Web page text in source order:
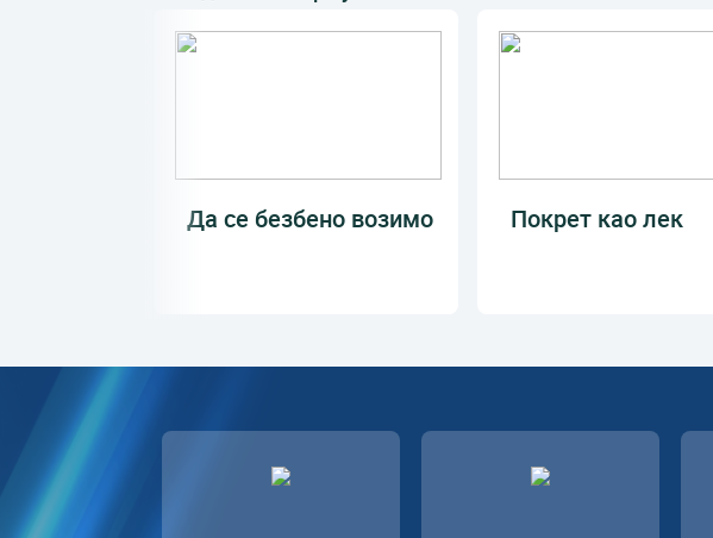
Да се безбено возимо Покрет као лек